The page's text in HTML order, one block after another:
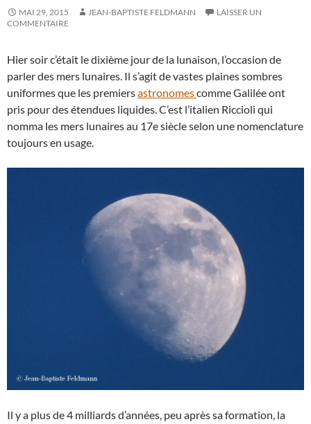
MAI 29, 2015 JEAN-BAPTISTE FELDMANN
LAISSER UN
COMMENTAIRE
Hier soir c’était le dixième jour de la lunaison, l’occasion de
parler des mers lunaires. Il s’agit de vastes plaines sombres
uniformes que les premiersastronomescomme Galilée ont
pris pour des étendues liquides. C’est l’italien Riccioli qui
nomma les mers lunaires au 17e siècle selon une nomenclature
toujours en usage.
Il y a plus de 4 milliards d’années, peu après sa formation, la